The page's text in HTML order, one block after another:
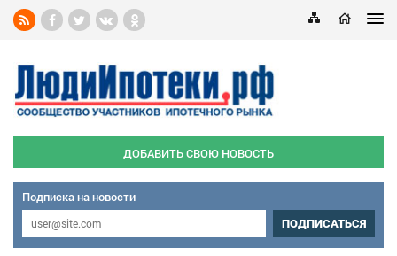
ДОБАВИТЬ СВОЮ НОВОСТЬ
Подписка на новости
ПОДПИСАТЬСЯ